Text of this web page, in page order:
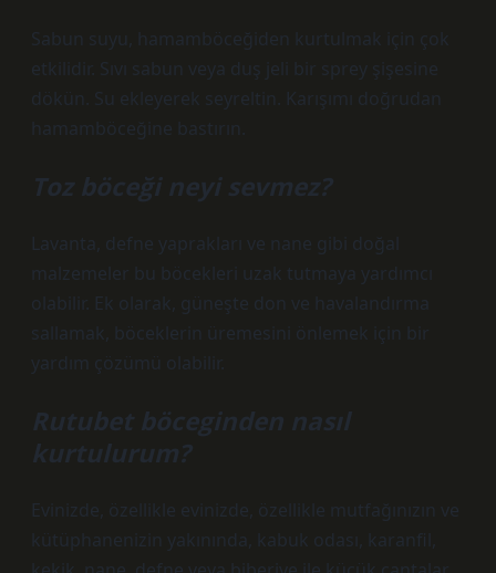
Sabun suyu, hamamböceğiden kurtulmak için çok
etkilidir. Sıvı sabun veya duş jeli bir sprey şişesine
dökün. Su ekleyerek seyreltin. Karışımı doğrudan
hamamböceğine bastırın.
Toz böceği neyi sevmez?
Lavanta, defne yaprakları ve nane gibi doğal
malzemeler bu böcekleri uzak tutmaya yardımcı
olabilir. Ek olarak, güneşte don ve havalandırma
sallamak, böceklerin üremesini önlemek için bir
yardım çözümü olabilir.
Rutubet böceginden nasıl
kurtulurum?
Evinizde, özellikle evinizde, özellikle mutfağınızın ve
kütüphanenizin yakınında, kabuk odası, karanfil,